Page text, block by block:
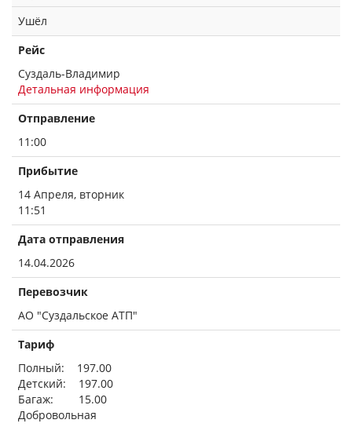
Ушёл
Рейс
Суздаль-Владимир
Детальная информация
Отправление
11:00
Прибытие
14 Апреля, вторник
11:51
Дата отправления
14.04.2026
Перевозчик
АО "Суздальское АТП"
Тариф
Полный: 197.00
Детский: 197.00
Багаж: 15.00
Добровольная